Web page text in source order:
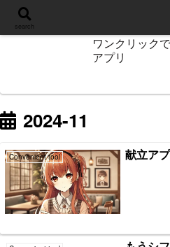
ワンクリック
アプリ
2024-11
Convenient tool 献立ア
search